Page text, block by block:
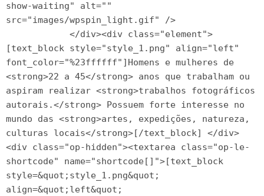
show-waiting" alt=""
src="images/wpspin_light.gif" />
[text_block style="style_1.png" align="left"
font_color="%23ffffff"]Homens e mulheres de
<strong>22 a 45</strong> anos que trabalham ou
aspiram realizar <strong>trabalhos fotográficos
autorais.</strong> Possuem forte interesse no
mundo das <strong>artes, expedições, natureza,
culturas locais</strong>[/text_block] </div>
<div class="op-hidden"><textarea class="op-le-
shortcode" name="shortcode[]">[text_block
style=&quot;style_1.png&quot;
align=&quot;left&quot;